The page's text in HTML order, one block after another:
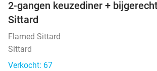
2-gangen keuzediner +
Sittard
Flamed Sittard
Sittard
Verkocht: 67